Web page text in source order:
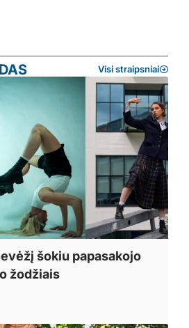
Visi straipsniai
šokiu papasakojo
žodžiais